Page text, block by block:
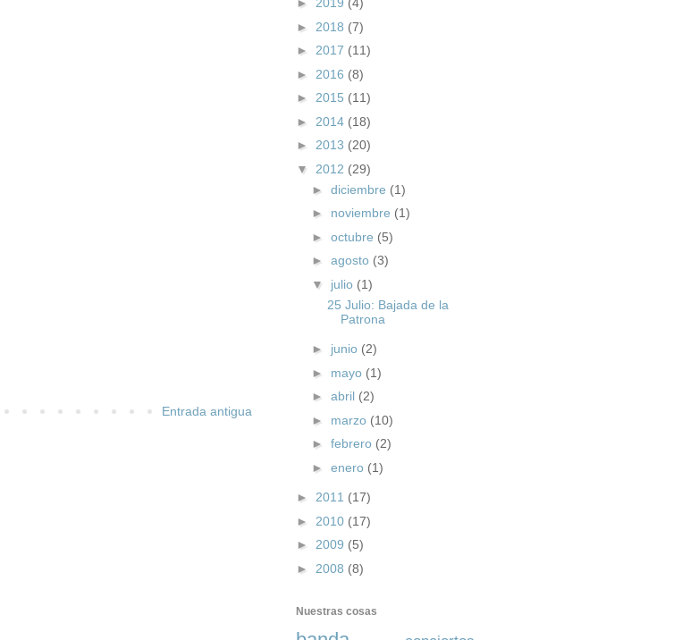
Entrada antigua
► 2018 (7)
► 2017 (11)
► 2016 (8)
► 2015 (11)
► 2014 (18)
► 2013 (20)
▼ 2012 (29)
► diciembre (1)
► noviembre (1)
► octubre (5)
► agosto (3)
▼ julio (1)
25 Julio: Bajada de la
Patrona
► junio (2)
► mayo (1)
► abril (2)
► marzo (10)
► febrero (2)
► enero (1)
► 2011 (17)
► 2010 (17)
► 2009 (5)
► 2008 (8)
Nuestras cosas